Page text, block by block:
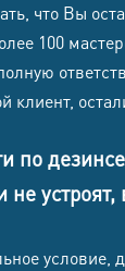
что Вы
100
клиент,
по
не
условие,